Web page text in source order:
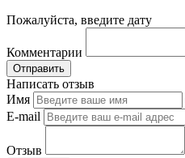
Пожалуйста, введите дату
Комментарии
Отправить
Написать отзыв
Имя
E-mail
Отзыв